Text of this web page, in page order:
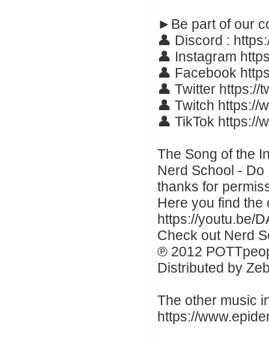
►Be part of our
👤 Discord :
👤 Instagram
👤 Facebook
👤 Twitter https://
👤 Twitch https://
👤 TikTok https://
The Song of the
Nerd School -
thanks for
Here you find the
https://youtu.be/
Check out Nerd
℗ 2012
Distributed by
The other music
https://